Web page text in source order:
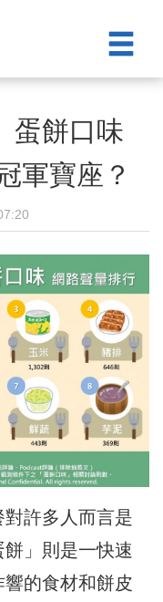
餅口味
軍寶座？
許多人而言是
」則是一快速
響的食材和餅皮